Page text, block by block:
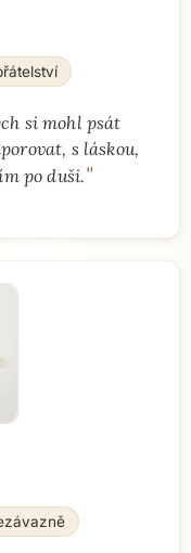
si mohl psát
s láskou,
po duši."